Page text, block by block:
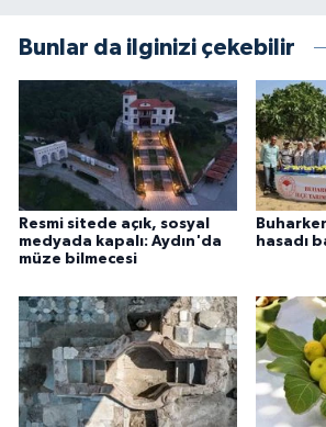
Bunlar da ilginizi çekebilir
Resmi sitede açık, sosyal
medyada kapalı: Aydın'da
müze bilmecesi
hasadı